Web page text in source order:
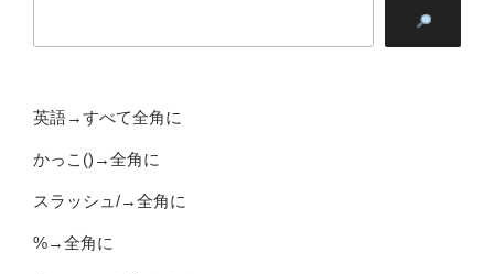
英語→すべて全角に
かっこ()→全角に
スラッシュ/→全角に
%→全角に